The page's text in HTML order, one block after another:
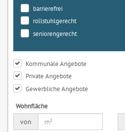
barrierefrei
rollstuhlgerecht
seniorengerecht
Kommunale Angebote
Private Angebote
Gewerbliche Angebote
Wohnfläche
von